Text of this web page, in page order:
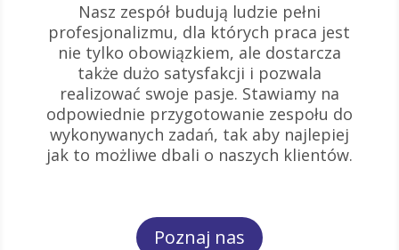
Nasz zespół budują ludzie pełni
profesjonalizmu, dla których praca jest
nie tylko obowiązkiem, ale dostarcza
także dużo satysfakcji i pozwala
realizować swoje pasje. Stawiamy na
odpowiednie przygotowanie zespołu do
wykonywanych zadań, tak aby najlepiej
jak to możliwe dbali o naszych klientów.
Poznaj nas